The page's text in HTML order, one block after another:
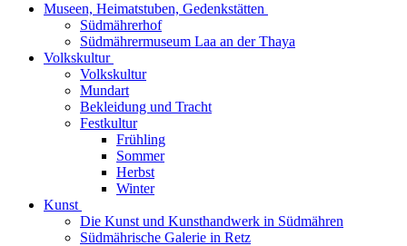
Museen, Heimatstuben, Gedenkstätten
Südmährerhof
Südmährermuseum Laa an der Thaya
Volkskultur
Volkskultur
Mundart
Bekleidung und Tracht
Festkultur
Frühling
Sommer
Herbst
Winter
Kunst
Die Kunst und Kunsthandwerk in Südmähren
Südmährische Galerie in Retz